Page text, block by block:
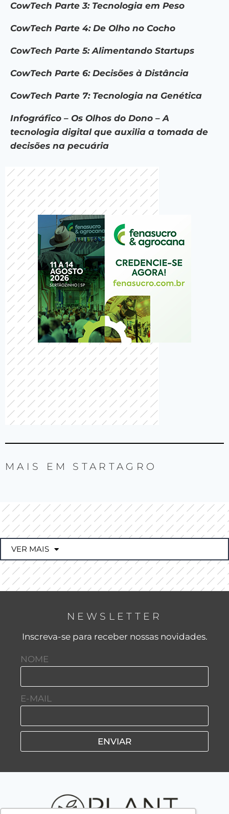
CowTech Parte 3: Tecnologia em Peso
CowTech Parte 4: De Olho no Cocho
CowTech Parte 5: Alimentando Startups
CowTech Parte 6: Decisões à Distância
CowTech Parte 7: Tecnologia na Genética
Infográfico – Os Olhos do Dono – A
tecnologia digital que auxilia a tomada de
decisões na pecuária
MAIS EM STARTAGRO
VER MAIS
NEWSLETTER
Inscreva-se para receber nossas novidades.
NOME
E-MAIL
ENVIAR